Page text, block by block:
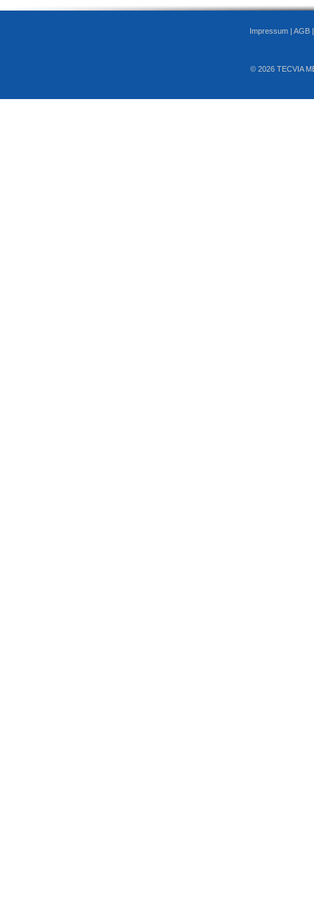
Impressum | AGB
© 2026 TECVIA